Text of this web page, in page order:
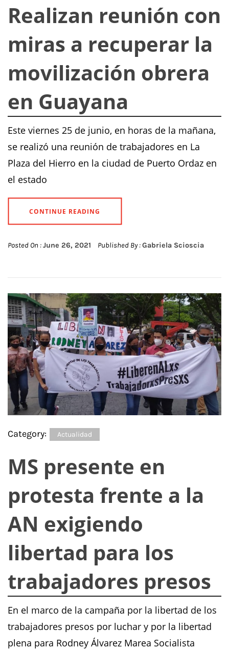
Realizan reunión con
miras a recuperar la
movilización obrera
en Guayana
Este viernes 25 de junio, en horas de la mañana,
se realizó una reunión de trabajadores en La
Plaza del Hierro en la ciudad de Puerto Ordaz en
el estado
CONTINUE READING
Posted On :June 26, 2021 Published By :Gabriela Scioscia
Category: Actualidad
MS presente en
protesta frente a la
AN exigiendo
libertad para los
trabajadores presos
En el marco de la campaña por la libertad de los
trabajadores presos por luchar y por la libertad
plena para Rodney Álvarez Marea Socialista